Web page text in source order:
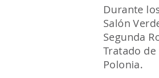
Durante
Salón
Segunda
Tratado
Polonia.